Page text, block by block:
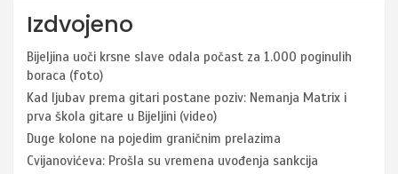
Izdvojeno
Bijeljina uoči krsne slave odala počast za 1.000 poginulih
boraca (foto)
Kad ljubav prema gitari postane poziv: Nemanja Matrix i
prva škola gitare u Bijeljini (video)
Duge kolone na pojedim graničnim prelazima
Cvijanovićeva: Prošla su vremena uvođenja sankcija